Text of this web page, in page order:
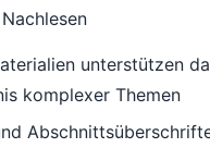
unterstützen
komplexer Themen